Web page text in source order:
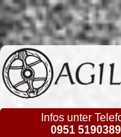
Wann und
Infos unter
0951 5190389